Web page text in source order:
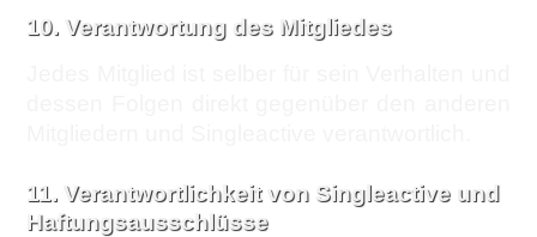
10. Verantwortung des Mitgliedes
11. Verantwortlichkeit von Singleactive und
Haftungsausschlüsse